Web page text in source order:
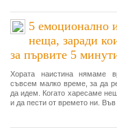
5 емоционално
неща, заради
за първите 5
Хората наистина нямаме
съвсем малко време, за да
да идем. Когато харесаме
и да пести от времето ни. Във